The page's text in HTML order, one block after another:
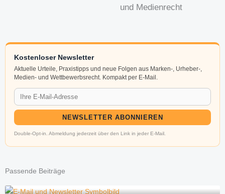
und Medienrecht
Kostenloser Newsletter
Aktuelle Urteile, Praxistipps und neue Folgen aus Marken-, Urheber-,
Medien- und Wettbewerbsrecht. Kompakt per E-Mail.
NEWSLETTER ABONNIEREN
Double-Opt-in. Abmeldung jederzeit über den Link in jeder E-Mail.
Passende Beiträge